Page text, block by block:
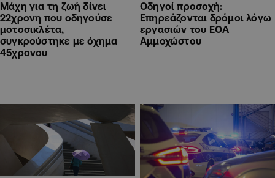
Μάχη για τη ζωή δίνει
22χρονη που οδηγούσε
μοτοσικλέτα,
συγκρούστηκε με όχημα
45χρονου
Οδηγοί προσοχή:
Επηρεάζονται δρόμοι λόγω
εργασιών του ΕΟΑ
Αμμοχώστου